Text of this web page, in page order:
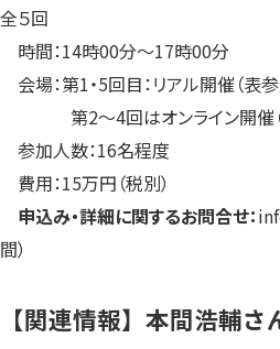
全５回
時間：14時00分〜17時00分
会場：第1・5回目：リアル開催（表
第2〜4回はオンライン開催（
参加人数：16名程度
費用：15万円（税別）
申込み・詳細に関するお問合せ：
間）
【関連情報】本間浩輔